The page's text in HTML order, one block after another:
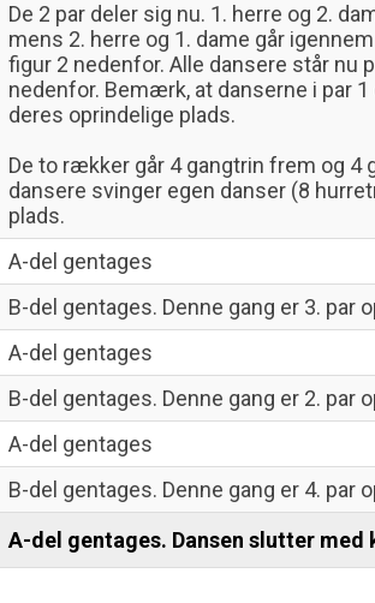
De 2 par deler sig nu. 1. herre og 2.
mens 2. herre og 1. dame går
figur 2 nedenfor. Alle dansere står nu
nedenfor. Bemærk, at danserne i par
deres oprindelige plads.
De to rækker går 4 gangtrin frem og 4
dansere svinger egen danser (8
plads.
A-del gentages
B-del gentages. Denne gang er 3. par
A-del gentages
B-del gentages. Denne gang er 2. par
A-del gentages
B-del gentages. Denne gang er 4. par
A-del gentages. Dansen slutter med